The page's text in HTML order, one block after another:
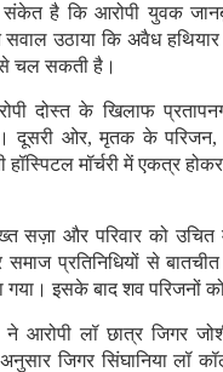
संकेत है कि आरोपी युवक
सवाल उठाया कि अवैध
चल सकती है।
दोस्त के खिलाफ
दूसरी ओर, मृतक के परिजन,
हॉस्पिटल मॉर्चरी में एकत्र
सज़ा और परिवार को
प्रतिनिधियों से
गया। इसके बाद शव परिजनों
आरोपी लॉ छात्र जिगर
जिगर सिंघानिया लॉ